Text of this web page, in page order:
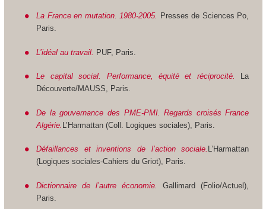
La France en mutation. 1980-2005. Presses de Sciences Po,
Paris.
L’idéal au travail. PUF, Paris.
Le capital social. Performance, équité et réciprocité.
La
Découverte/MAUSS, Paris.
De la gouvernance des PME-PMI. Regards croisés France
Algérie. L’Harmattan (Coll. Logiques sociales), Paris.
Défaillances et inventions de l’action sociale. L’Harmattan
(Logiques sociales-Cahiers du Griot), Paris.
Dictionnaire de l’autre économie.
Gallimard (Folio/Actuel),
Paris.